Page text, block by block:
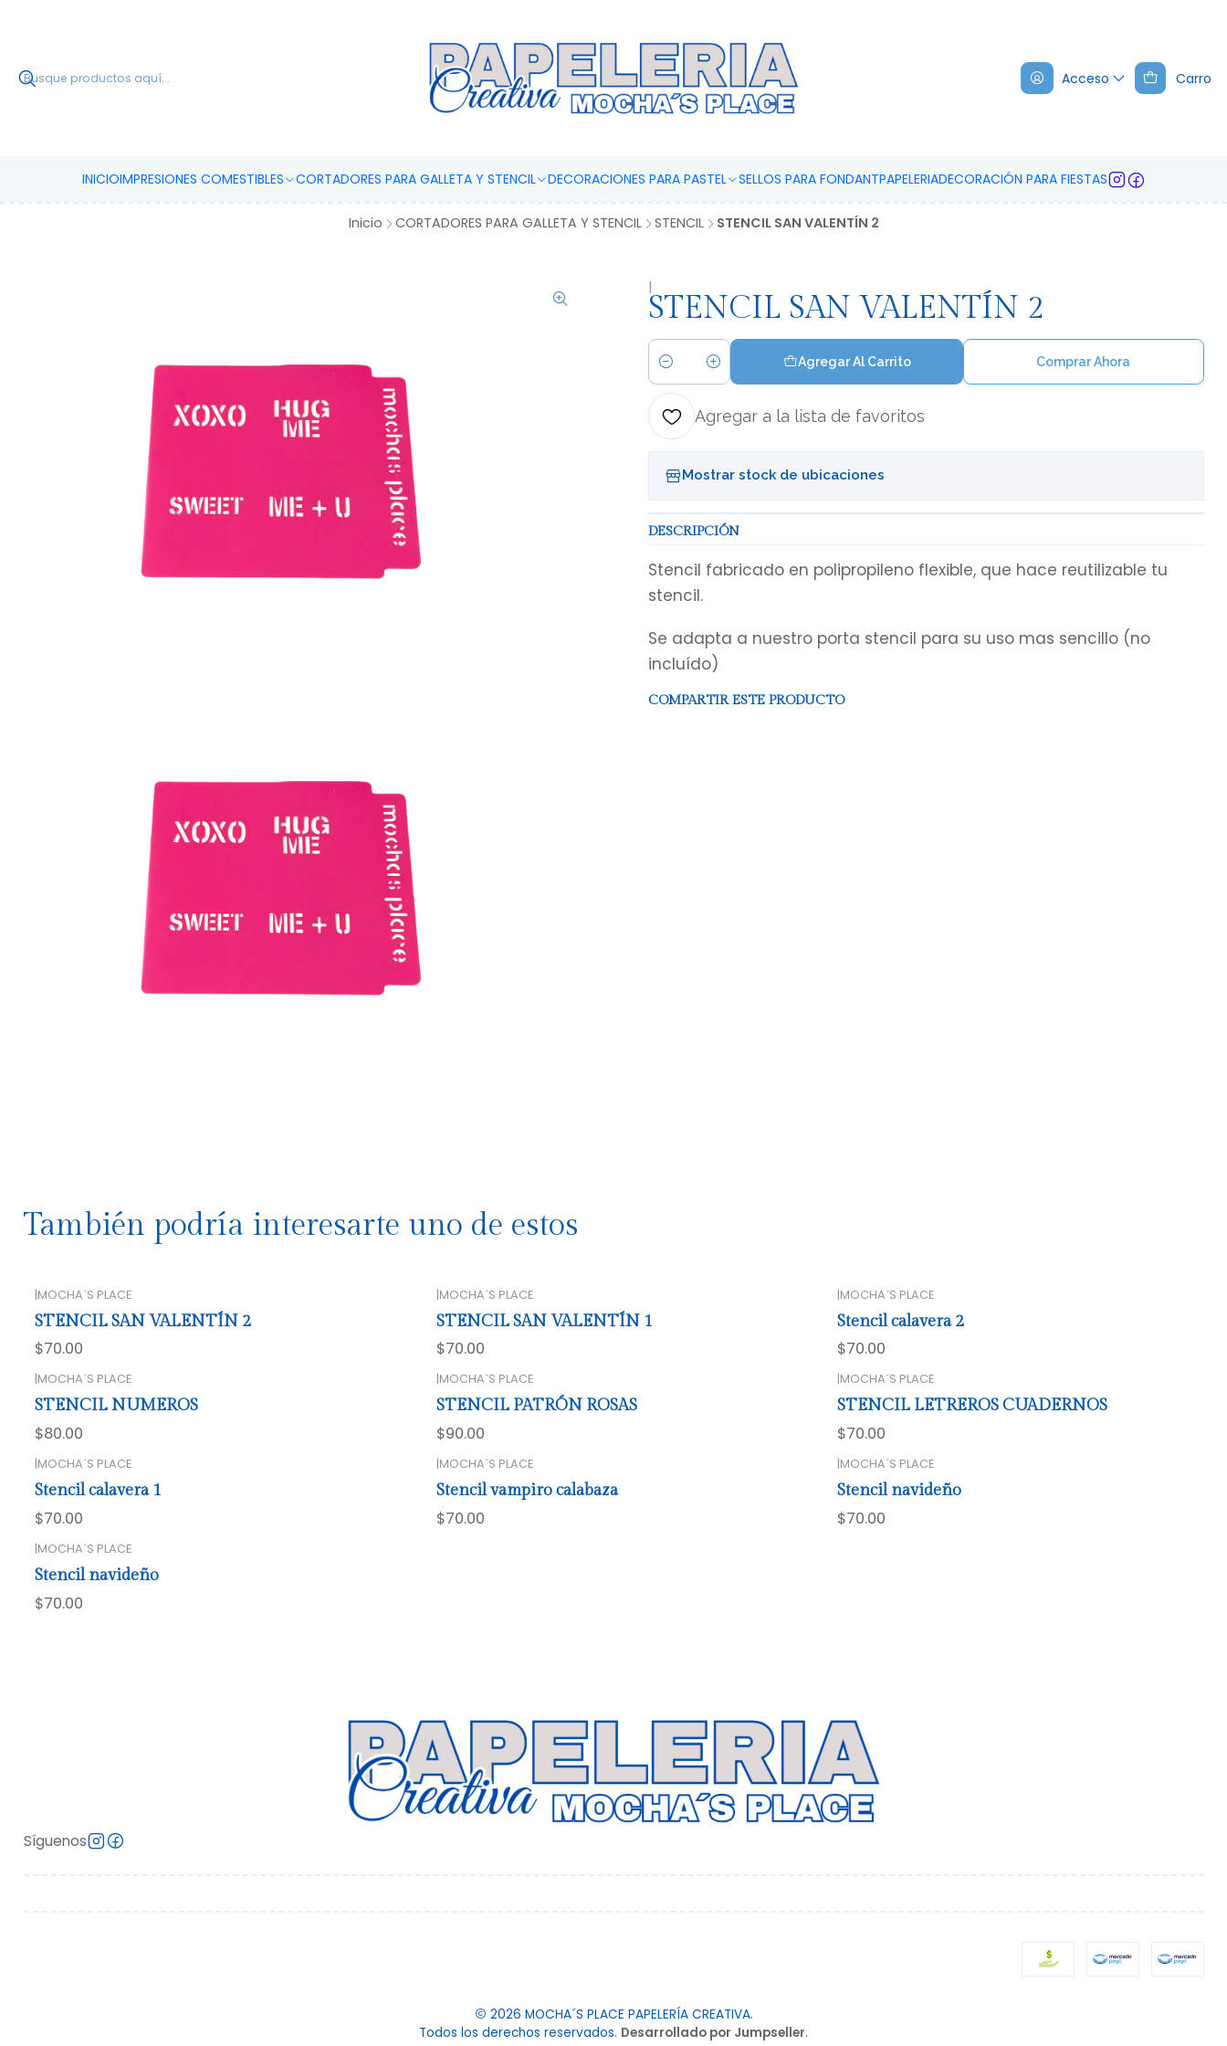
Acceso Carro
INICIOIMPRESIONES COMESTIBLES CORTADORES PARA GALLETA Y STENCIL DECORACIONES PARA PASTEL SELLOS PARA FONDANTPAPELERIADECORACIÓN PARA FIESTAS
Inicio CORTADORES PARA GALLETA Y STENCIL STENCIL STENCIL SAN VALENTÍN 2
|
STENCIL SAN VALENTÍN 2
Cantidad
Agregar Al Carrito Comprar Ahora
Agregar a la lista de favoritos
Mostrar stock de ubicaciones
DESCRIPCIÓN
Stencil fabricado en polipropileno flexible, que hace reutilizable tu
stencil.
Se adapta a nuestro porta stencil para su uso mas sencillo (no
incluído)
COMPARTIR ESTE PRODUCTO
También podría interesarte uno de estos
|MOCHA´S PLACE
STENCIL SAN VALENTÍN 2
$70.00
|MOCHA´S PLACE
STENCIL SAN VALENTÍN 1
$70.00
|MOCHA´S PLACE
Stencil calavera 2
$70.00
MOCHA´S PLACE
STENCIL NUMEROS
$80.00
MOCHA´S PLACE
STENCIL PATRÓN ROSAS
$90.00
MOCHA´S PLACE
STENCIL LETREROS CUADERNOS
$70.00
|MOCHA´S PLACE
Stencil calavera 1
$70.00
|MOCHA´S PLACE
Stencil vampiro calabaza
$70.00
|MOCHA´S PLACE
Stencil navideño
$70.00
|MOCHA´S PLACE
Stencil navideño
$70.00
Síguenos
2026 MOCHA´S PLACE PAPELERÍA CREATIVA.
Todos los derechos reservados. Desarrollado por Jumpseller.